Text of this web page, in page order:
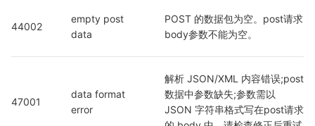
44002
empty post
data
POST 的数据包为空。post请求
body参数不能为空。
47001
data format
error
解析 JSON/XML 内容错误;post
数据中参数缺失;参数需以
JSON 字符串格式写在post请求